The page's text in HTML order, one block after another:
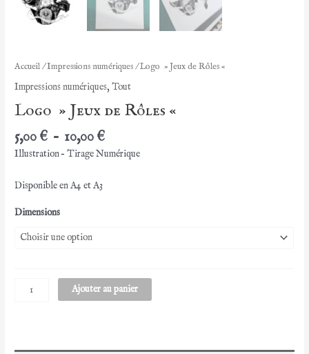
Accueil/Impressions numériques/ Logo » Jeux de Rôles «
Impressions numériques,Tout
Logo » Jeux de Rôles «
5,00€ – 10,00€Plage
de
Illustration – Tirage Numérique
Disponible en A4 et A3
Dimensions
Ajouter au panier